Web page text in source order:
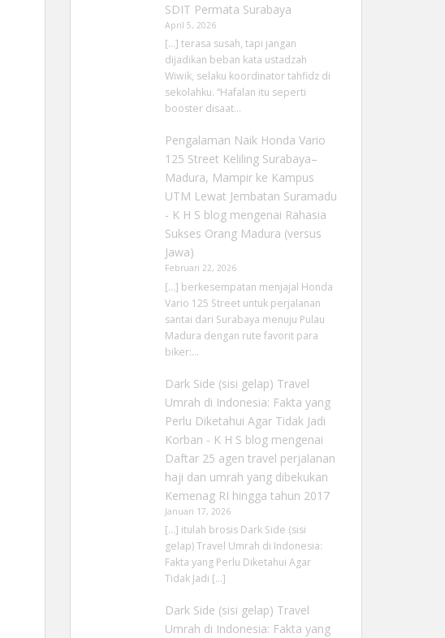
SDIT Permata Surabaya
April 5, 2026
[…] terasa susah, tapi jangan
dijadikan beban kata ustadzah
Wiwik, selaku koordinator tahfidz di
sekolahku. “Hafalan itu seperti
booster disaat…
Pengalaman Naik Honda Vario
125 Street Keliling Surabaya–
Madura, Mampir ke Kampus
UTM Lewat Jembatan Suramadu
- K H S blogmengenai Rahasia
Sukses Orang Madura (versus
Jawa)
Februari 22, 2026
[…] berkesempatan menjajal Honda
Vario 125 Street untuk perjalanan
santai dari Surabaya menuju Pulau
Madura dengan rute favorit para
biker:…
Dark Side (sisi gelap) Travel
Umrah di Indonesia: Fakta yang
Perlu Diketahui Agar Tidak Jadi
Korban - K H S blogmengenai
Daftar 25 agen travel perjalanan
haji dan umrah yang dibekukan
Kemenag RI hingga tahun 2017
Januari 17, 2026
[…] itulah brosis Dark Side (sisi
gelap) Travel Umrah di Indonesia:
Fakta yang Perlu Diketahui Agar
Tidak Jadi […]
Dark Side (sisi gelap) Travel
Umrah di Indonesia: Fakta yang